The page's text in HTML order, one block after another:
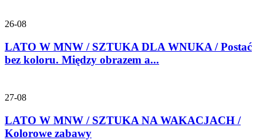
26-08
LATO W MNW / SZTUKA DLA WNUKA / Postać
bez koloru. Między obrazem a...
27-08
LATO W MNW / SZTUKA NA WAKACJACH /
Kolorowe zabawy